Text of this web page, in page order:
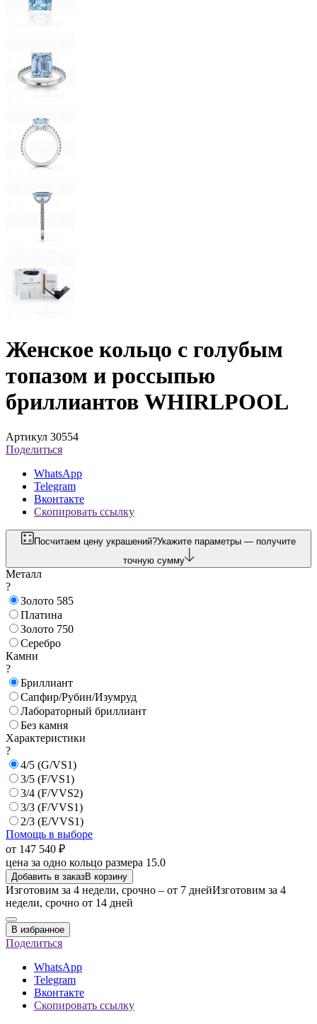
Женское кольцо с голубым
топазом и россыпью
бриллиантов WHIRLPOOL
Артикул 30554
Поделиться
WhatsApp
Telegram
Вконтакте
Скопировать ссылку
Посчитаем цену украшений?Укажите параметры — получите
точную сумму
Металл
?
Золото 585
Платина
Золото 750
Серебро
Камни
?
Бриллиант
Сапфир/Рубин/Изумруд
Лабораторный бриллиант
Без камня
Характеристики
?
4/5 (G/VS1)
3/5 (F/VS1)
3/4 (F/VVS2)
3/3 (F/VVS1)
2/3 (E/VVS1)
Помощь в выборе
от 147 540 ₽
цена за одно кольцо размера 15.0
Добавить в заказВ корзину
Изготовим за 4 недели, срочно – от 7 днейИзготовим за 4
недели, срочно от 14 дней
В избранное
Поделиться
WhatsApp
Telegram
Вконтакте
Скопировать ссылку